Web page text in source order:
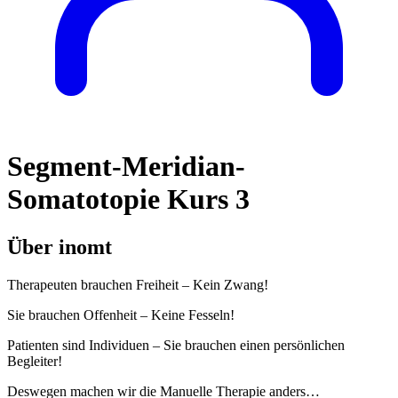
Segment-Meridian-
Somatotopie Kurs 3
Über inomt
Therapeuten brauchen Freiheit – Kein Zwang!
Sie brauchen Offenheit – Keine Fesseln!
Patienten sind Individuen – Sie brauchen einen persönlichen
Begleiter!
Deswegen machen wir die Manuelle Therapie anders…